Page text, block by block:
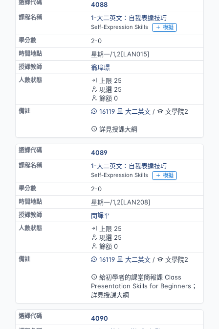
4088
1-大二英文：自我表達技巧
Self-Expression Skills 模擬
2-0
星期一/1,2[LAN015]
翁瑋璟
上限 25
現選 25
餘額 0
16119
大二英文/ 文學院2
詳見授課大綱
4089
1-大二英文：自我表達技巧
Self-Expression Skills 模擬
2-0
星期一/1,2[LAN208]
閔譯平
上限 25
現選 25
餘額 0
16119
大二英文/ 文學院2
給初學者的課堂簡報課 Class
Presentation Skills for Beginners；
詳見授課大綱
4090